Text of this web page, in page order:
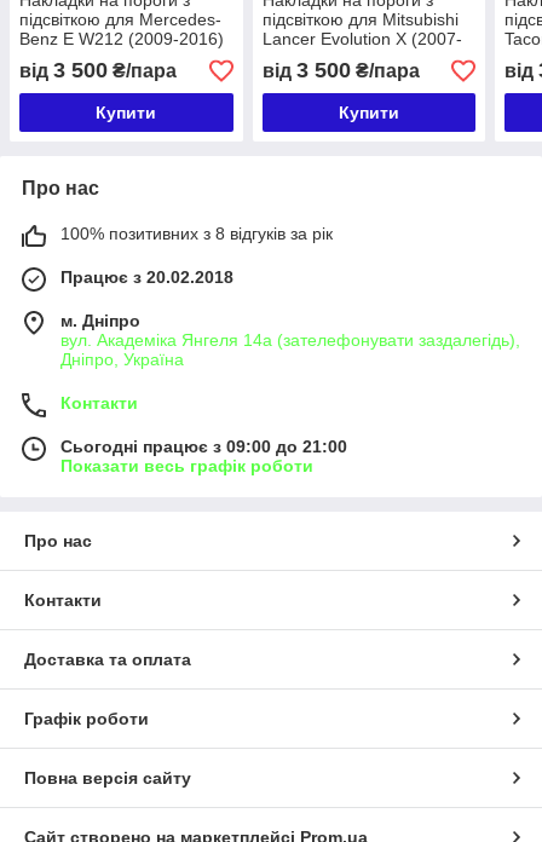
підсвіткою для Mercedes-
Benz E W212 (2009-2016)
від 3 500 ₴/пара
Купити
підсвіткою для Mitsubishi
Lancer Evolution X (2007-
2016)
від 3 500₴/пара
Купити
від
Про нас
100% позитивних з 8 відгуків за рік
Працює з 20.02.2018
м. Дніпро
вул. Академіка Янгеля 14а (зателефонувати заздалегідь),
Дніпро, Україна
Контакти
Сьогодні працює з 09:00 до 21:00
Показати весь графік роботи
Про нас
Контакти
Доставка та оплата
Графік роботи
Повна версія сайту
Сайт створено на маркетплейсі Prom.ua